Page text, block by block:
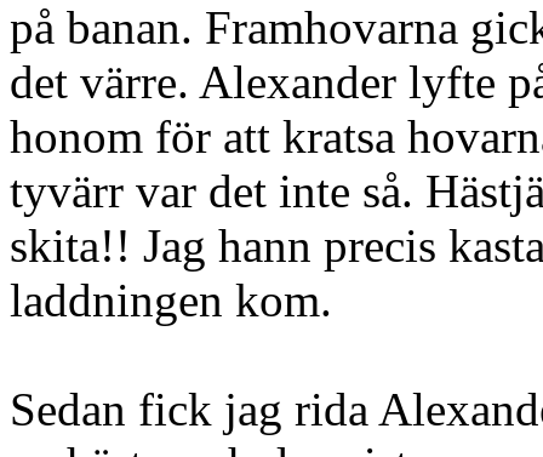
på banan. Framhovarna
det värre. Alexander lyfte
honom för att kratsa
tyvärr var det inte så.
skita!! Jag hann precis
laddningen kom.
Sedan fick jag rida